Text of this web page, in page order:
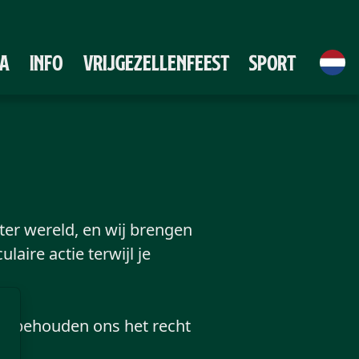
Info Vrijgezellenfeest Sport
wereld, en wij brengen
actie terwijl je
behouden ons het recht